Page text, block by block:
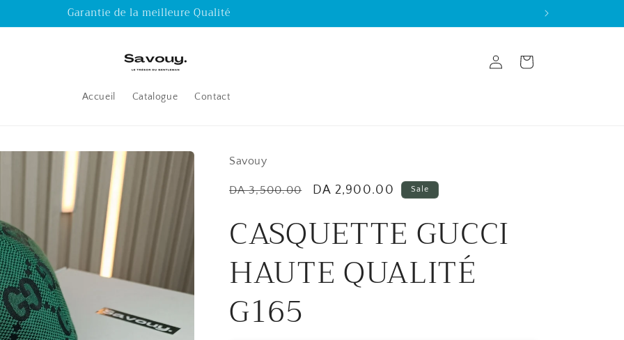
Garantie de la meilleure Qualité
Accueil Catalogue Contact
in
Cart
Savouy
Regular
DA 3,500.00
Sale
DA 2,900.00 Sale
CASQUETTE GUCCI
HAUTE QUALITÉ
G165